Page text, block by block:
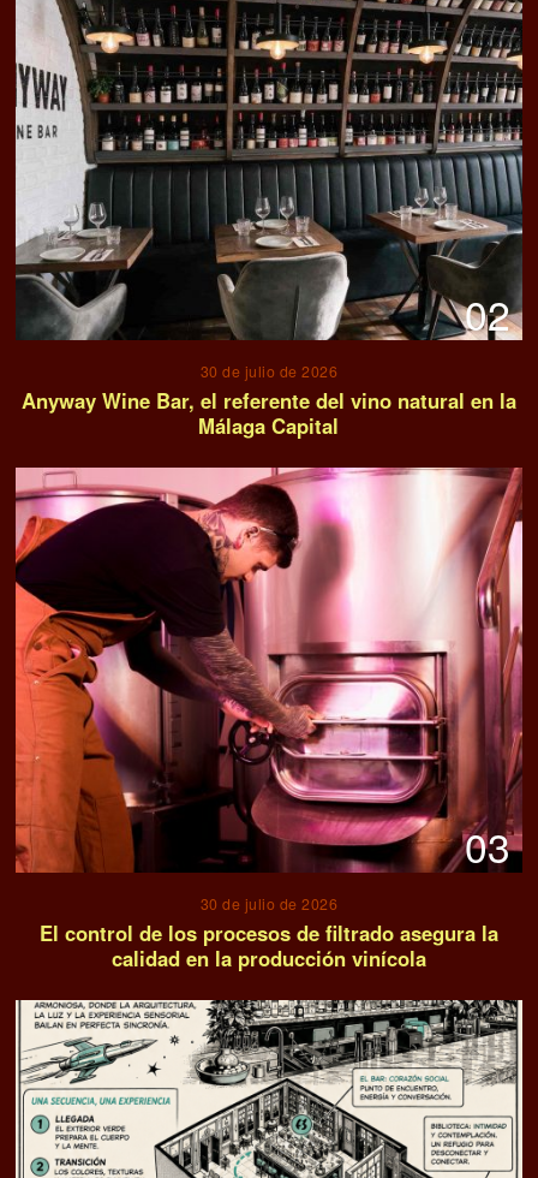
02
30 de julio de 2026
Anyway Wine Bar, el referente del vino natural en la
Málaga Capital
03
30 de julio de 2026
El control de los procesos de filtrado asegura la
calidad en la producción vinícola